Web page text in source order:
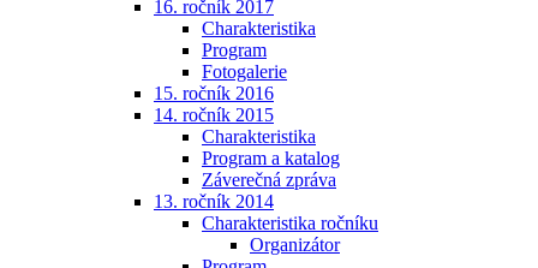
16. ročník 2017
Charakteristika
Program
Fotogalerie
15. ročník 2016
14. ročník 2015
Charakteristika
Program a katalog
Záverečná zpráva
13. ročník 2014
Charakteristika ročníku
Organizátor